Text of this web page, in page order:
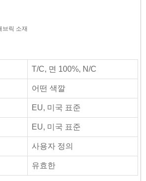
브릭 소재
T/C, 면 100%, N/C
어떤 색깔
EU, 미국 표준
EU, 미국 표준
사용자 정의
유효한